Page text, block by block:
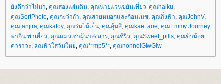
ังดีกว่าไม่มา, คุณสองแผ่นดิน, คุณนายแว่นขยันเที่ยว, คุณhaiku,
คุณSertPhoto, คุณกะว่าก๋า, คุณสายหมอกและก้อนเมฆ, คุณกิ่งฟ้า, คุณJohnV,
คุณtanjira, คุณkatoy, คุณร่มไม้เย็น, คุณอุ้มสี, คุณkae+aoe, คุณEmmy Journey
พากิน พาเที่ยว, คุณแมวเซาผู้น่าสงสาร, คุณชีริว, คุณSweet_pills, คุณข้าน้อ
คาราวะ, คุณฟ้าใสวันใหม่, คุณ**mp5**, คุณnonnoiGiwGiw